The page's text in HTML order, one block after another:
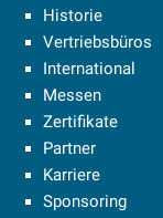
Historie
Vertriebsbüros
International
Messen
Zertifikate
Partner
Karriere
Sponsoring